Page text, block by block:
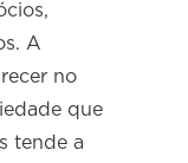
A
no
que
tende a